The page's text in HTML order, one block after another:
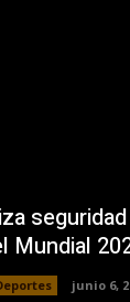
Mundial
junio 6,